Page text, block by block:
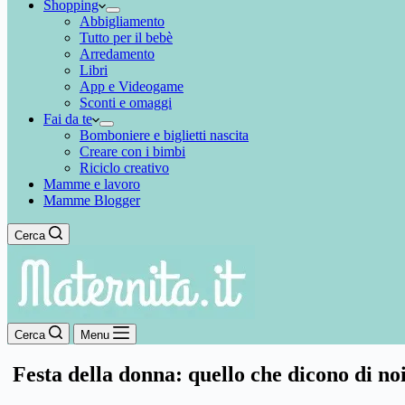
Shopping
Abbigliamento
Tutto per il bebè
Arredamento
Libri
App e Videogame
Sconti e omaggi
Fai da te
Bomboniere e biglietti nascita
Creare con i bimbi
Riciclo creativo
Mamme e lavoro
Mamme Blogger
Cerca
Cerca Menu
Festa della donna: quello che dicono di